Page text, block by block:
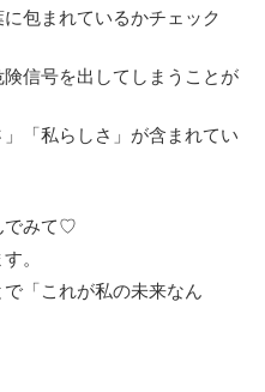
包まれているかチェック
信号を出してしまうことが
「私らしさ」が含まれてい
でみて♡
。
「これが私の未来なん